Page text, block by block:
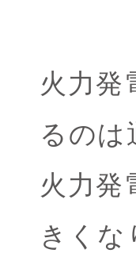
火力発
るのは
火力発
きくな